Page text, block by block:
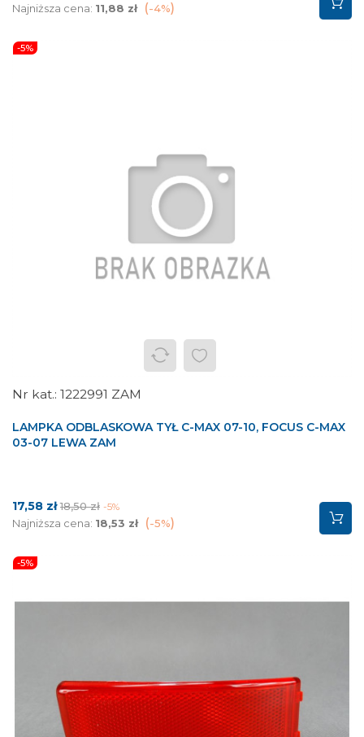
podstawowa
Najniższa cena: 11,88 zł -4%
-5%
1222991 ZAM
LAMPKA ODBLASKOWA TYŁ C-MAX 07-10, FOCUS C-MAX
03-07 LEWA ZAM
Cena
17,58 złCena
podstawowa
18,50 zł -5%
Najniższa cena: 18,53 zł -5%
-5%